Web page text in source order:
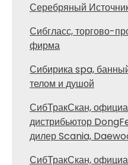
Серебряный
Сибгласс, торгово-
фирма
Сибирика spa,
телом и душой
СибТракСкан,
дистрибьютор
дилер Scania,
СибТракСкан,